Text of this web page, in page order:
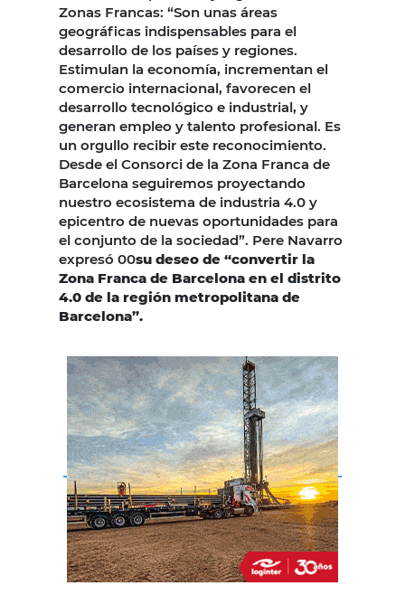
Zonas Francas: “Son unas áreas
geográficas indispensables para el
desarrollo de los países y regiones.
Estimulan la economía, incrementan el
comercio internacional, favorecen el
desarrollo tecnológico e industrial, y
generan empleo y talento profesional. Es
un orgullo recibir este reconocimiento.
Desde el Consorci de la Zona Franca de
Barcelona seguiremos proyectando
nuestro ecosistema de industria 4.0 y
epicentro de nuevas oportunidades para
el conjunto de la sociedad”. Pere Navarro
expresó 00su deseo de “convertir la
Zona Franca de Barcelona en el distrito
4.0 de la región metropolitana de
Barcelona”.